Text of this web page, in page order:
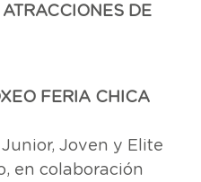
DE
FERIA CHICA
Joven y Elite
en colaboración